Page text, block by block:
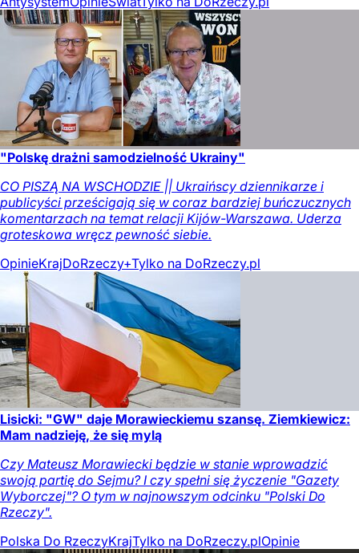
"Polskę drażni samodzielność Ukrainy"
CO PISZĄ NA WSCHODZIE || Ukraińscy dziennikarze i
publicyści prześcigają się w coraz bardziej buńczucznych
komentarzach na temat relacji Kijów-Warszawa. Uderza
groteskowa wręcz pewność siebie.
OpinieKrajDoRzeczy+Tylko na DoRzeczy.pl
Lisicki: "GW" daje Morawieckiemu szansę. Ziemkiewicz:
Mam nadzieję, że się mylą
Czy Mateusz Morawiecki będzie w stanie wprowadzić
swoją partię do Sejmu? I czy spełni się życzenie "Gazety
Wyborczej"? O tym w najnowszym odcinku "Polski Do
Rzeczy".
Polska Do RzeczyKrajTylko na DoRzeczy.plOpinie